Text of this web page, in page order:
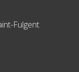
Fulgent